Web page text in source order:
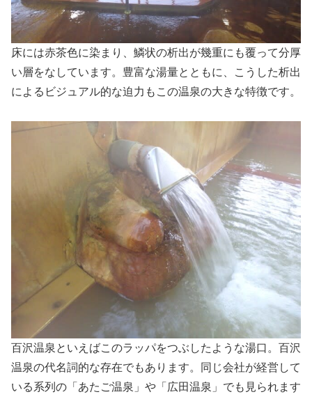
床には赤茶色に染まり、鱗状の析出が幾重にも覆って分厚
い層をなしています。豊富な湯量とともに、こうした析出
によるビジュアル的な迫力もこの温泉の大きな特徴です。
百沢温泉といえばこのラッパをつぶしたような湯口。百沢
温泉の代名詞的な存在でもあります。同じ会社が経営して
いる系列の「あたご温泉」や「広田温泉」でも見られます